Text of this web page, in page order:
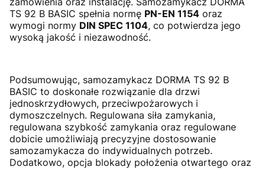
TS 92 B BASIC spełnia normę PN-EN 1154 oraz
wymogi normy DIN SPEC 1104, co potwierdza jego
wysoką jakość i niezawodność.
Podsumowując, samozamykacz DORMA TS 92 B
BASIC to doskonałe rozwiązanie dla drzwi
jednoskrzydłowych, przeciwpożarowych i
dymoszczelnych. Regulowana siła zamykania,
regulowana szybkość zamykania oraz regulowane
dobicie umożliwiają precyzyjne dostosowanie
samozamykacza do indywidualnych potrzeb.
Dodatkowo, opcja blokady położenia otwartego oraz